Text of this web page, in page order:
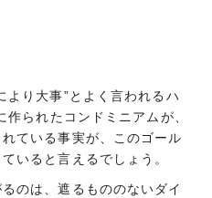
より大事”とよく言われるハ
られたコンドミニアムが、
ている事実が、このゴール
いると言えるでしょう。
のは、遮るもののないダイ